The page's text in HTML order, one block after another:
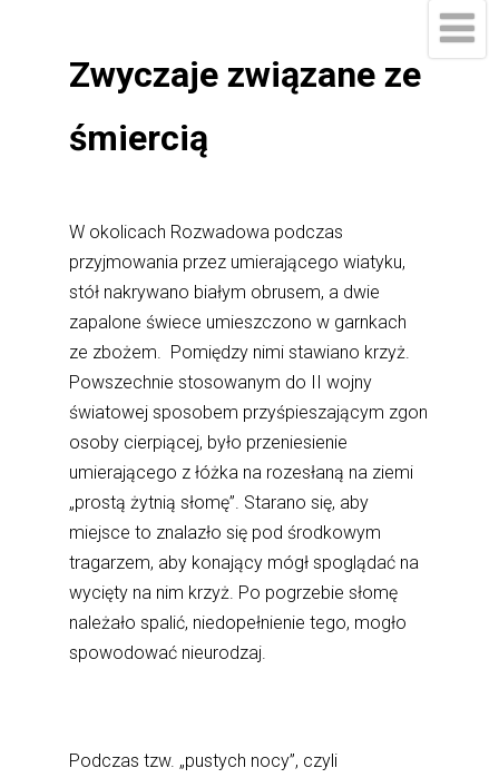
Zwyczaje związane ze
śmiercią
W okolicach Rozwadowa podczas
przyjmowania przez umierającego wiatyku,
stół nakrywano białym obrusem, a dwie
zapalone świece umieszczono w garnkach
ze zbożem. Pomiędzy nimi stawiano krzyż.
Powszechnie stosowanym do II wojny
światowej sposobem przyśpieszającym zgon
osoby cierpiącej, było przeniesienie
umierającego z łóżka na rozesłaną na ziemi
„prostą żytnią słomę”. Starano się, aby
miejsce to znalazło się pod środkowym
tragarzem, aby konający mógł spoglądać na
wycięty na nim krzyż. Po pogrzebie słomę
należało spalić, niedopełnienie tego, mogło
spowodować nieurodzaj.
Podczas tzw. „pustych nocy”, czyli